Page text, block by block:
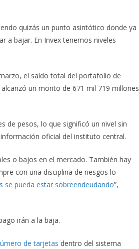
quizás un punto asintótico donde ya
a bajar. En Invex tenemos niveles
el saldo total del portafolio de
un monto de 671 mil 719 millones
de pesos, lo que significó un nivel sin
oficial del instituto central.
o bajos en el mercado. También hay
con una disciplina de riesgos lo
se pueda estar sobreendeudando”,
irán a la baja.
de tarjetas dentro del sistema